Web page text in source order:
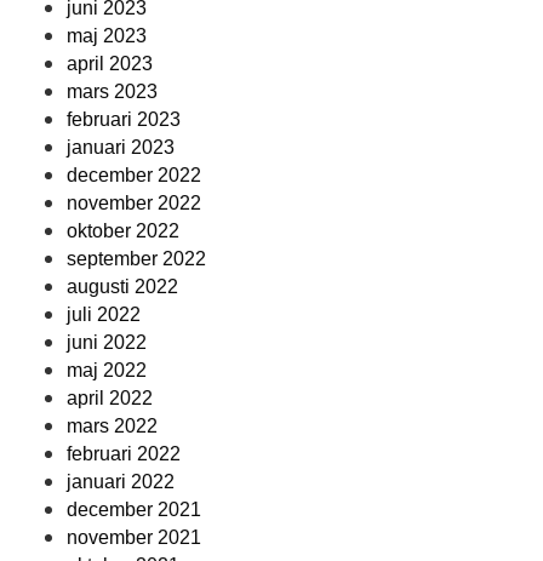
juni 2023
maj 2023
april 2023
mars 2023
februari 2023
januari 2023
december 2022
november 2022
oktober 2022
september 2022
augusti 2022
juli 2022
juni 2022
maj 2022
april 2022
mars 2022
februari 2022
januari 2022
december 2021
november 2021